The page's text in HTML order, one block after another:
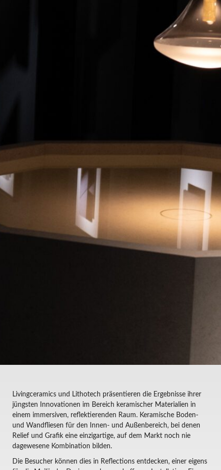
Livingceramics und Lithotech präsentieren die Ergebnisse ihrer
jüngsten Innovationen im Bereich keramischer Materialien in
einem immersiven, reflektierenden Raum. Keramische Boden-
und Wandfliesen für den Innen- und Außenbereich, bei denen
Relief und Grafik eine einzigartige, auf dem Markt noch nie
dagewesene Kombination bilden.
Die Besucher können dies in Reflections entdecken, einer eigens